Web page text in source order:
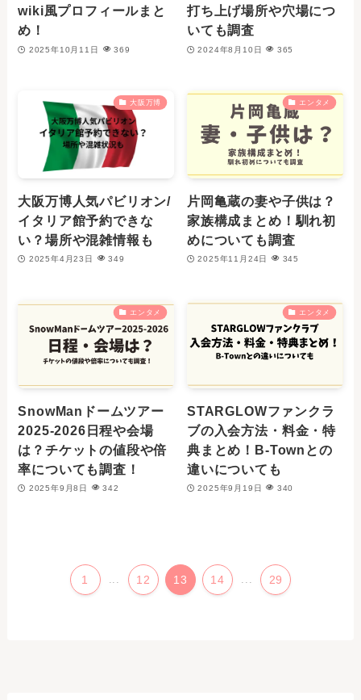
wiki風プロフィールまと
め！
2025年10月11日 369
打ち上げ場所や穴場につ
いても調査
2024年8月10日 365
大阪万博
大阪万博人気パビリオン/
イタリア館予約できな
い？場所や混雑情報も
2025年4月23日 349
エンタメ
片岡亀蔵の妻や子供は？
家族構成まとめ！馴れ初
めについても調査
2025年11月24日 345
エンタメ
SnowManドームツアー
2025-2026日程や会場
は？チケットの値段や倍
率についても調査！
2025年9月8日 342
エンタメ
STARGLOWファンクラ
ブの入会方法・料金・特
典まとめ！B-Townとの
違いについても
2025年9月19日 340
1 12 13 14 29